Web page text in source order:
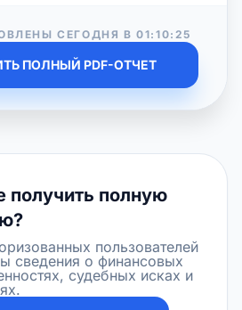
СЕГОДНЯ В01:10:25
ПОЛНЫЙ PDF-ОТЧЕТ
получить полную
пользователей
сведения о финансовых
судебных исках и